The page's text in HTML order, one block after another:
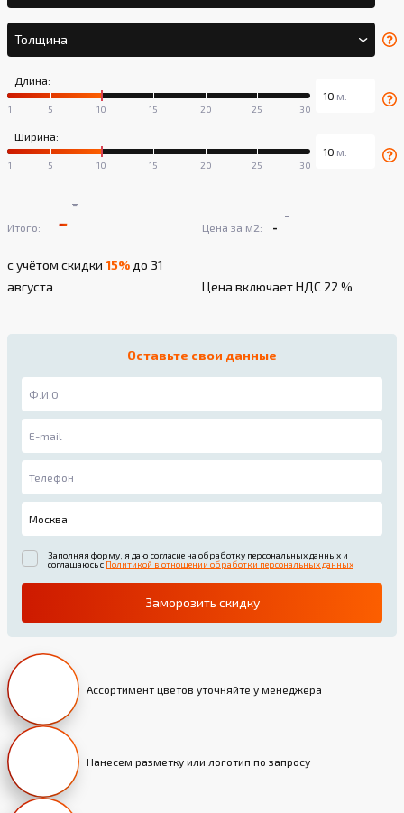
Толщина
Длина:
Ширина:
Итого: -
-
с учётом скидки 15% до 31
августа
Цена за м2: -
-
Цена включает НДС 22 %
Оставьте свои данные
Заполняя форму, я даю согласие на обработку персональных данных и
соглашаюсь с Политикой в отношении обработки персональных данных
Заморозить скидку
Ассортимент цветов уточняйте у менеджера
Нанесем разметку или логотип по запросу